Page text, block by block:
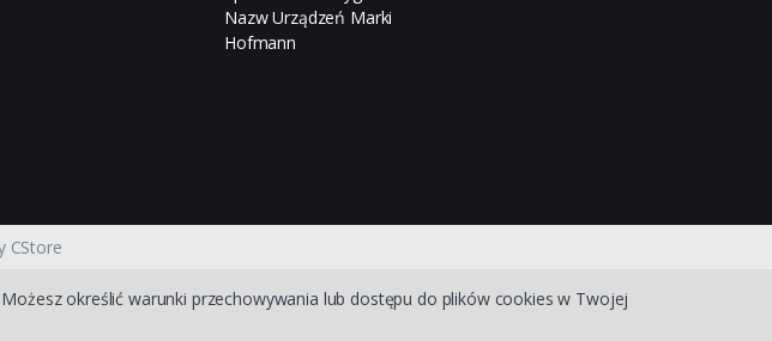
Możesz określić warunki przechowywania lub dostępu do plików cookies w Twojej
Nazw Urządzeń Marki
Hofmann
CStore